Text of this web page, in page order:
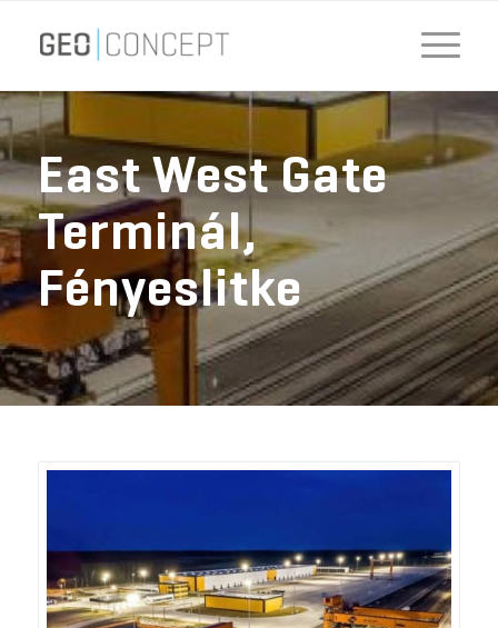
East West Gate
Terminál,
Fényeslitke